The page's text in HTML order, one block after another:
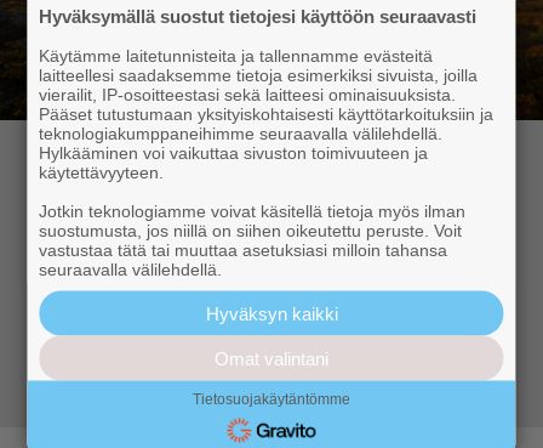
Hyvä lukija,
Kuukkeli tarjoaa sinulle aidosti paikallista uutisointia
ja ajanvietettä – ympärivuotisesti. Tilaa Digi-Kuukkeli
ja tiedät aina, mitä Ylläksellä tapahtuu.
Hyväksymällä suostut tietojesi käyttöön seuraavasti
Käytämme laitetunnisteita ja tallennamme evästeitä
laitteellesi saadaksemme tietoja esimerkiksi sivuista, joilla
vierailit, IP-osoitteestasi sekä laitteesi ominaisuuksista.
Pääset tutustumaan yksityiskohtaisesti käyttötarkoituksiin ja
teknologiakumppaneihimme seuraavalla välilehdellä.
Hylkääminen voi vaikuttaa sivuston toimivuuteen ja
käytettävyyteen.
Jotkin teknologiamme voivat käsitellä tietoja myös ilman
suostumusta, jos niillä on siihen oikeutettu peruste. Voit
vastustaa tätä tai muuttaa asetuksiasi milloin tahansa
seuraavalla välilehdellä.
Hyväksyn kaikki
Omat valintani
Tietosuojakäytäntömme